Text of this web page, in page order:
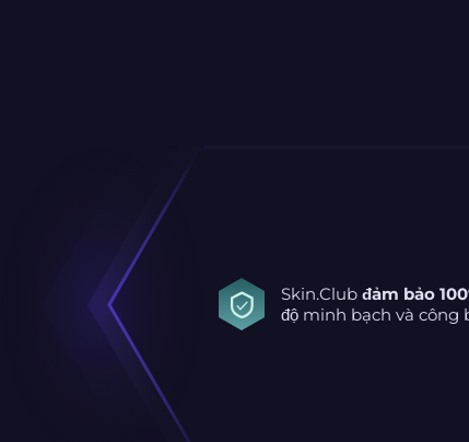
Skin.Club đảm bảo
độ minh bạch và công